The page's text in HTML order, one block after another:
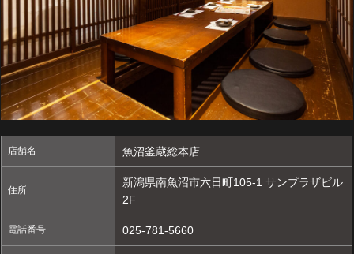
店舗名 魚沼釜蔵総本店
住所
新潟県南魚沼市六日町105-1 サンプラザビル
2F
電話番号 025-781-5660